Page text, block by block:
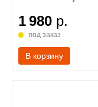
1 980 р.
под заказ
В корзину